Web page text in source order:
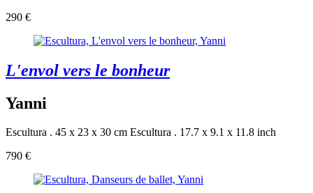
290 €
L'envol vers le bonheur
Yanni
Escultura . 45 x 23 x 30 cm Escultura . 17.7 x 9.1 x 11.8 inch
790 €